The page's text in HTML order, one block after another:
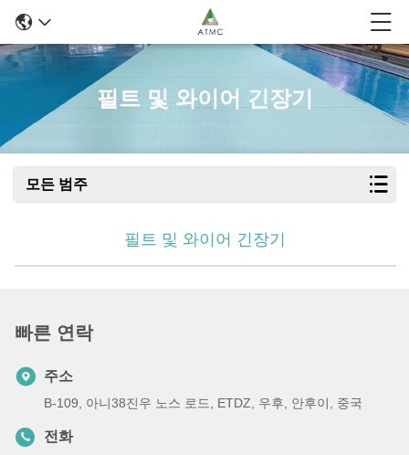
필트 및 와이어 긴장기
모든 범주
필트 및 와이어 긴장기
빠른 연락
주소
B-109, 아니38진우 노스 로드, ETDZ, 우후, 안후이, 중국
전화